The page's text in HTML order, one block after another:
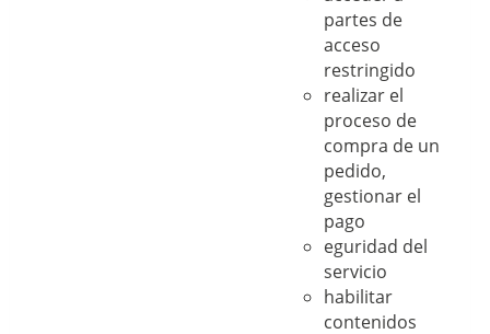
partes de
acceso
restringido
realizar el
proceso de
compra de un
pedido,
gestionar el
pago
eguridad del
servicio
habilitar
contenidos